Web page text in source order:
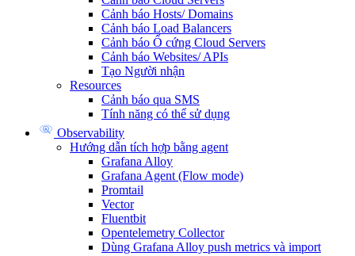
Cảnh báo Hosts/ Domains
Cảnh báo Load Balancers
Cảnh báo Ổ cứng Cloud Servers
Cảnh báo Websites/ APIs
Tạo Người nhận
Resources
Cảnh báo qua SMS
Tính năng có thể sử dụng
Observability
Hướng dẫn tích hợp bằng agent
Grafana Alloy
Grafana Agent (Flow mode)
Promtail
Vector
Fluentbit
Opentelemetry Collector
Dùng Grafana Alloy push metrics và import